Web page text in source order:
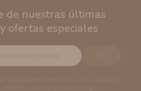
de nuestras últimas
ofertas especiales